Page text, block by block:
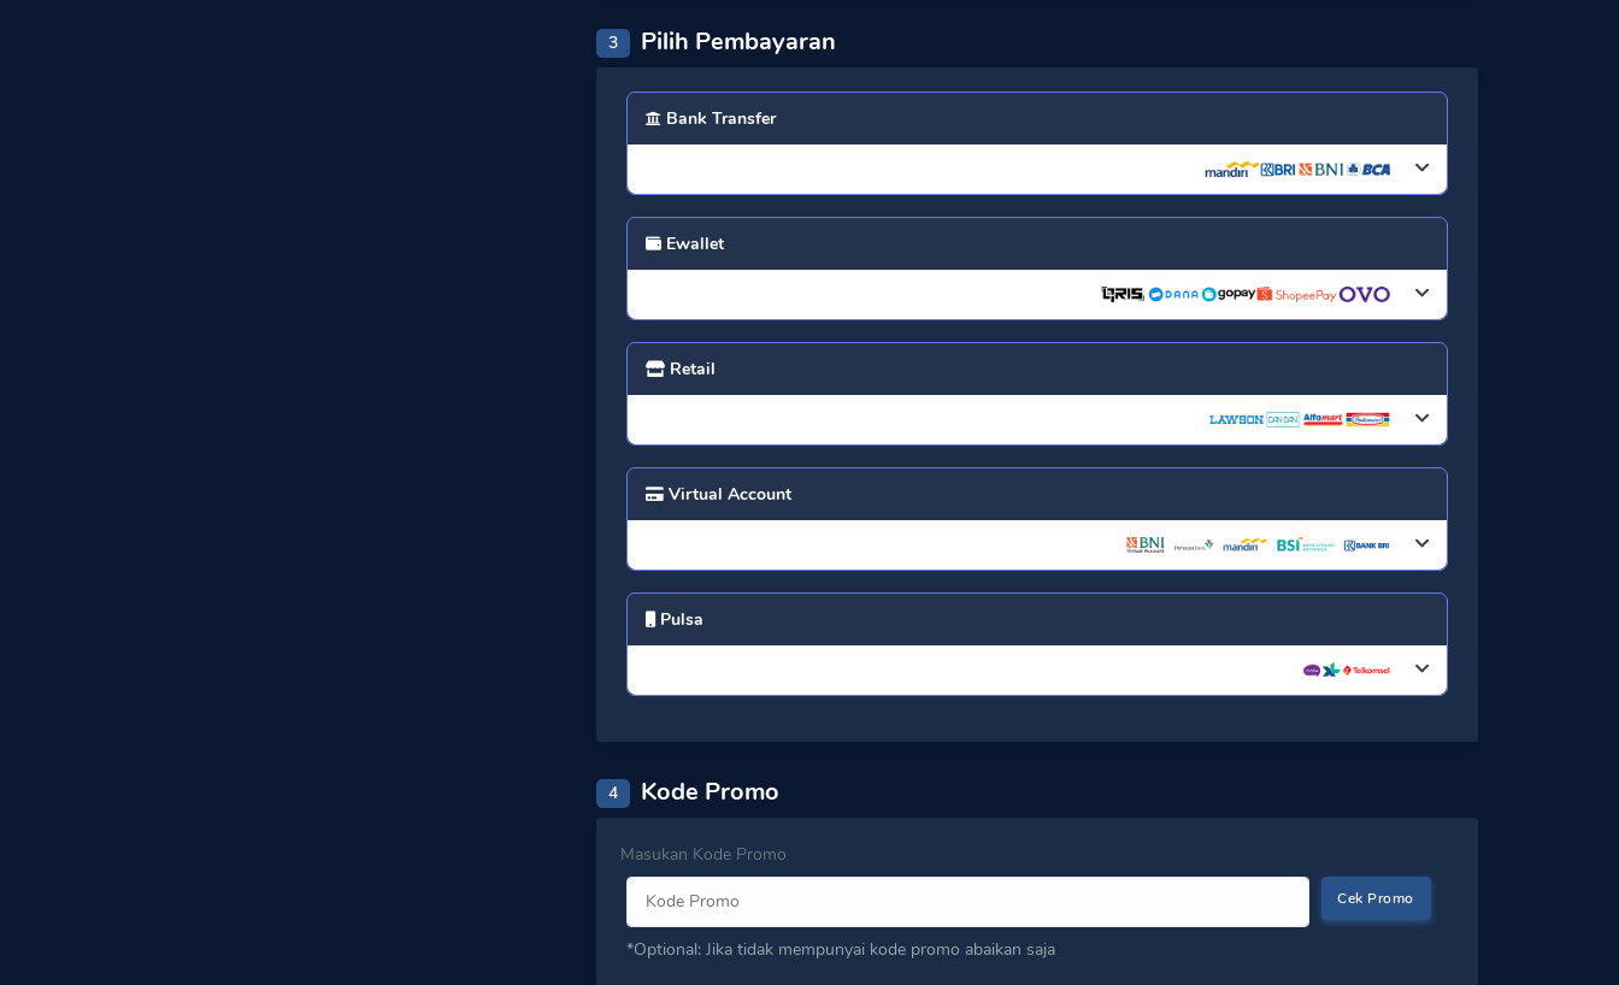
3 Pilih Pembayaran
Bank Transfer
Ewallet
Retail
Virtual Account
Pulsa
4 Kode Promo
Masukan Kode Promo
Cek Promo
*Optional: Jika tidak mempunyai kode promo abaikan saja